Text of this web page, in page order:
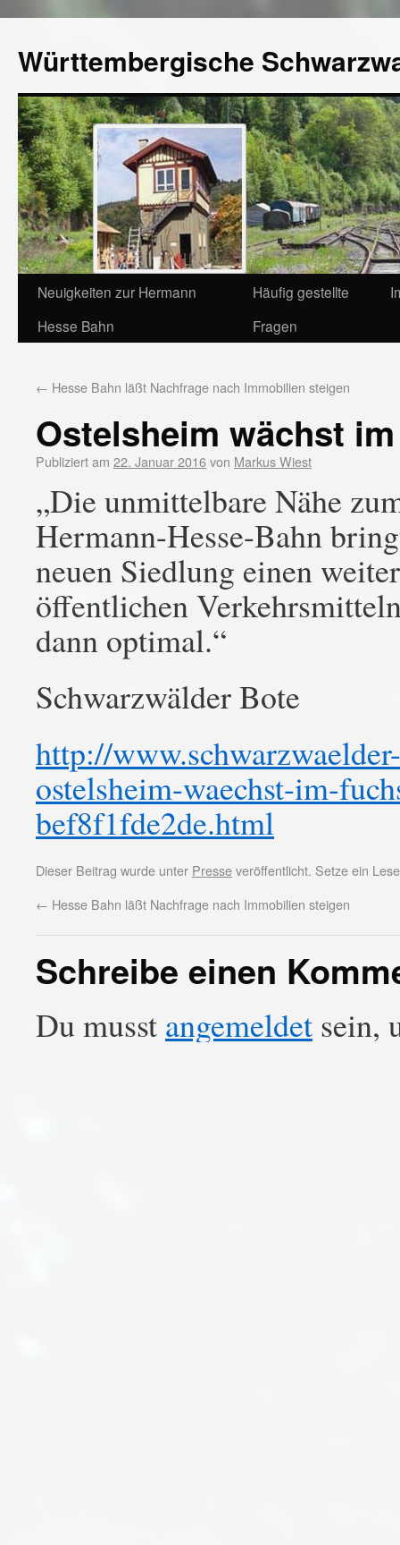
Württembergische
Neuigkeiten zur Hermann
Hesse Bahn
Häufig gestellte
Fragen
← Hesse Bahn läßt Nachfrage nach Immobilien steigen
Ostelsheim wächst
Publiziert am 22. Januar 2016von Markus Wiest
„Die unmittelbare Nähe
Hermann-Hesse-Bahn
neuen Siedlung einen
öffentlichen
dann optimal.“
Schwarzwälder Bote
http://
ostelsheim-waechst-im-
bef8f1fde2de.html
Dieser Beitrag wurde unter Presseveröffentlicht. Setze ein
← Hesse Bahn läßt Nachfrage nach Immobilien steigen
Schreibe einen
Du musst angemeldet sein,